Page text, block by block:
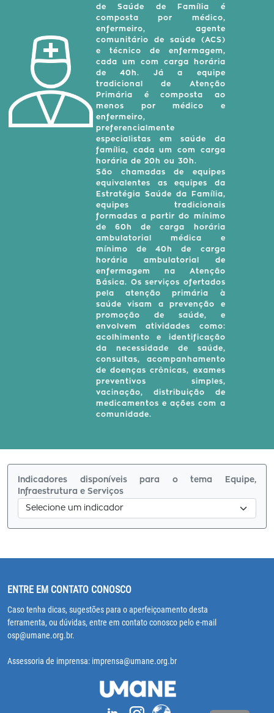
de Saúde de Família é
composta por médico,
enfermeiro, agente
comunitário de saúde (ACS)
e técnico de enfermagem,
cada um com carga horária
de 40h. Já a equipe
tradicional de Atenção
Primária é composta ao
menos por médico e
enfermeiro,
preferencialmente
especialistas em saúde da
família, cada um com carga
horária de 20h ou 30h.
São chamadas de equipes
equivalentes as equipes da
Estratégia Saúde da Família,
equipes tradicionais
formadas a partir do mínimo
de 60h de carga horária
ambulatorial médica e
mínimo de 40h de carga
horária ambulatorial de
enfermagem na Atenção
Básica. Os serviços ofertados
pela atenção primária à
saúde visam a prevenção e
promoção de saúde, e
envolvem atividades como:
acolhimento e identificação
da necessidade de saúde,
consultas, acompanhamento
de doenças crônicas, exames
preventivos simples,
vacinação, distribuição de
medicamentos e ações com a
comunidade.
Indicadores disponíveis para o tema Equipe,
Infraestrutura e Serviços
ENTRE EM CONTATO CONOSCO
Caso tenha dicas, sugestões para o aperfeiçoamento desta
ferramenta, ou dúvidas, entre em contato conosco pelo e-mail
osp@umane.org.br.
Assessoria de imprensa: imprensa@umane.org.br